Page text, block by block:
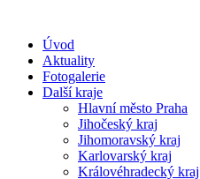
Úvod
Aktuality
Fotogalerie
Další kraje
Hlavní město Praha
Jihočeský kraj
Jihomoravský kraj
Karlovarský kraj
Královéhradecký kraj